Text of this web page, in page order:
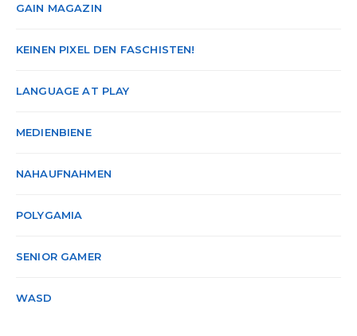
GAIN MAGAZIN
KEINEN PIXEL DEN FASCHISTEN!
LANGUAGE AT PLAY
MEDIENBIENE
NAHAUFNAHMEN
POLYGAMIA
SENIOR GAMER
WASD